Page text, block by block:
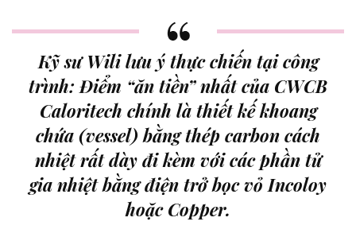
Kỹ sư Wili lưu ý thực chiến tại công
trình: Điểm “ăn tiền” nhất của CWCB
Caloritech chính là thiết kế khoang
chứa (vessel) bằng thép carbon cách
nhiệt rất dày đi kèm với các phần tử
gia nhiệt bằng điện trở bọc vỏ Incoloy
hoặc Copper.